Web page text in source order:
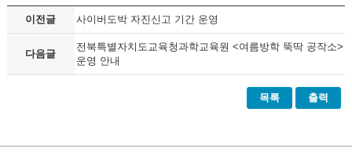
이전글 사이버도박 자진신고 기간 운영
다음글
전북특별자치도교육청과학교육원 <여름방학 뚝딱 공작소>
운영 안내
목록 출력